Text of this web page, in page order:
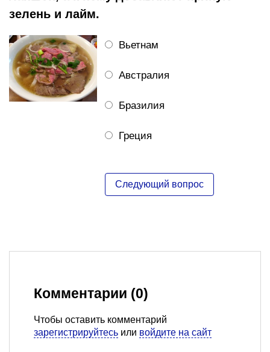
зелень и лайм.
Вьетнам
Австралия
Бразилия
Греция
Комментарии (0)
Чтобы оставить комментарий
зарегистрируйтесь или войдите на сайт